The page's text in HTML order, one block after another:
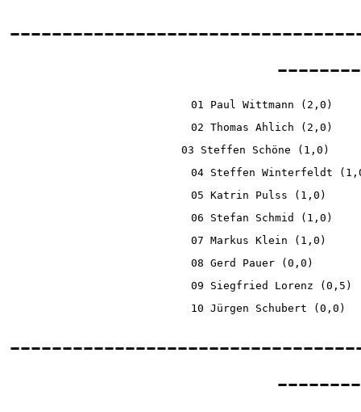
01 Paul Wittmann (2,0)
02 Thomas Ahlich
03 Steffen Schöne (1,0)
04 Steffen Winterfeldt
05 Katrin Pulss (1,0)
06 Stefan Schmid (1,0)
07 Markus Klein (1,0)
08 Gerd Pauer (0,0)
09 Siegfried Lorenz
10 Jürgen Schubert